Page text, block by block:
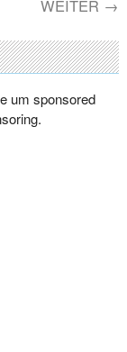
WEITER →
um sponsored